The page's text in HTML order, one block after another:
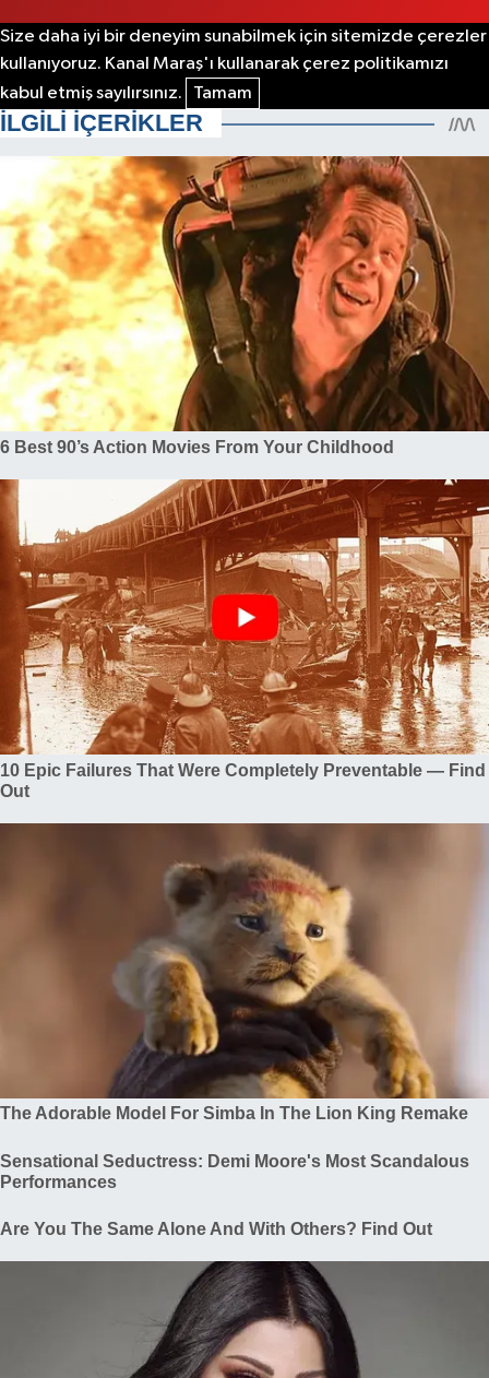
Size daha iyi bir deneyim sunabilmek için sitemizde çerezler
kullanıyoruz. Kanal Maraş'ı kullanarak çerez politikamızı
kabul etmiş sayılırsınız.
Tamam